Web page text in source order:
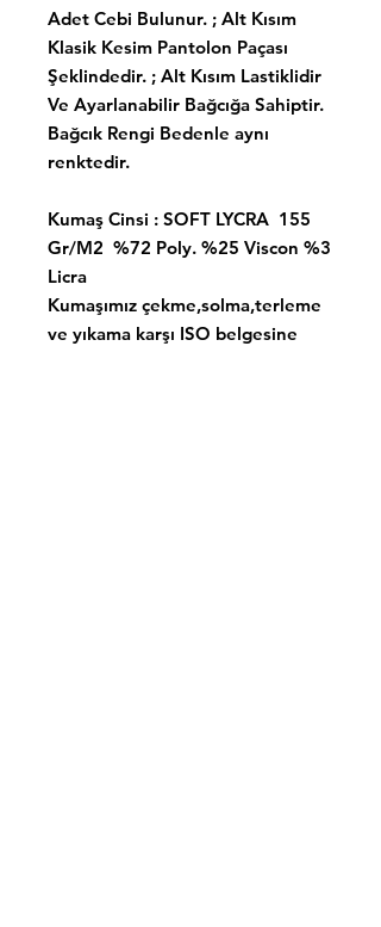
Adet Cebi Bulunur. ; Alt Kısım
Klasik Kesim Pantolon Paçası
Şeklindedir. ; Alt Kısım Lastiklidir
Ve Ayarlanabilir Bağcığa Sahiptir.
Bağcık Rengi Bedenle aynı
renktedir.
Kumaş Cinsi : SOFT LYCRA 155
Gr/M2 %72 Poly. %25 Viscon %3
Licra
Kumaşımız çekme,solma,terleme
ve yıkama karşı ISO belgesine